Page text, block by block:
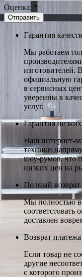
Оценка: *
Гарантия
Мы работаем
изготовителей.
официальную
в сервисных
уверенны в
услуг.
Гарантия
Наш интернет-
техники
шоу-румов, что
низких цен на
Полный возврат
Мы полностью
соответстовать
доставлен
Возврат
Если товар не
другие
с которого